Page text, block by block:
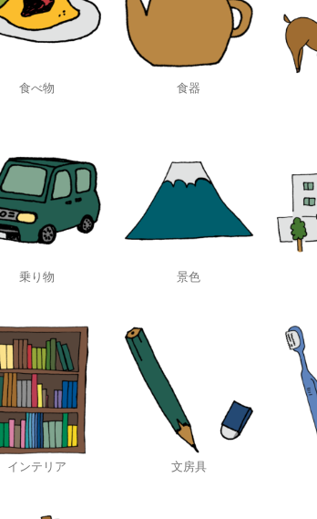
食べ物 食器
乗り物 景色
インテリア 文房具